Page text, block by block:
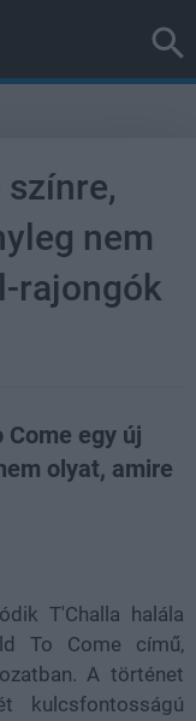
színre,
nem
rajongók
Come egy új
olyat, amire
T'Challa halála
To Come című,
A történet
kulcsfontosságú